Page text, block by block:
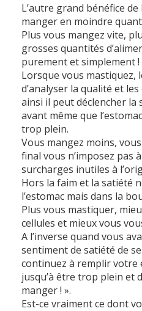
L’autre grand bénéfice
manger en moindre
Plus vous mangez vite,
grosses quantités
purement et simplement !
Lorsque vous mastiquez,
d’analyser la qualité et
ainsi il peut déclencher la
avant même que
trop plein.
Vous mangez moins,
final vous n’imposez pas
surcharges inutiles à
Hors la faim et la satiété
l’estomac mais dans la
Plus vous mastiquer,
cellules et mieux vous
A l’inverse quand vous
sentiment de satiété de
continuez à remplir votre
jusqu’à être trop plein et
manger ! ».
Est-ce vraiment ce dont